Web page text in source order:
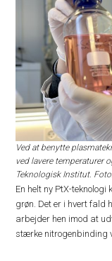
Ved at benytte
ved lavere temperaturer
Teknologisk Institut.
En helt ny PtX-
grøn. Det er i hvert fald
arbejder hen imod at
stærke nitrogenbinding